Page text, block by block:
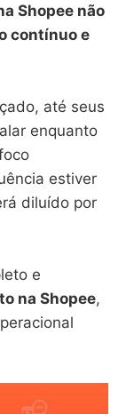
Shopee não
contínuo e
até seus
enquanto
estiver
diluído por
e
na Shopee,